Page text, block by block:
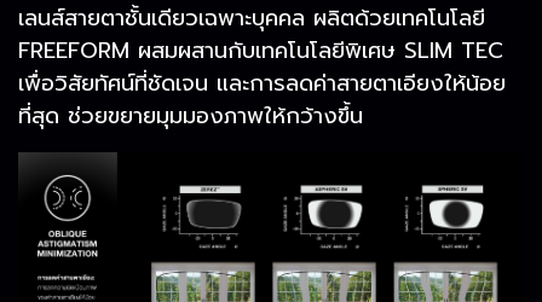
เลนส์สายตาชั้นเดียวเฉพาะบุคคล ผลิตด้วยเทคโนโลยี
FREEFORM ผสมผสานกับเทคโนโลยีพิเศษ SLIM TEC
เพื่อวิสัยทัศน์ที่ชัดเจน และการลดค่าสายตาเอียงให้น้อย
ที่สุด ช่วยขยายมุมมองภาพให้กว้างขึ้น